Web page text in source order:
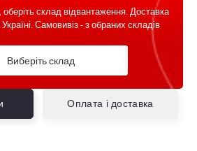
оберіть склад відвантаження. Доставка
Самовивіз - з обраних складів
Виберіть склад
Оплата і доставка